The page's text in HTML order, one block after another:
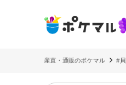
産直・通販のポケマル #